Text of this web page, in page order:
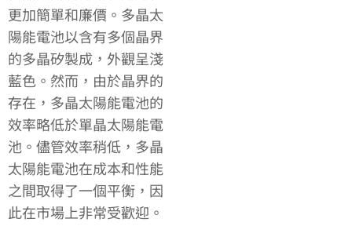
更加簡單和廉價。多晶太
陽能電池以含有多個晶界
的多晶矽製成，外觀呈淺
藍色。然而，由於晶界的
存在，多晶太陽能電池的
效率略低於單晶太陽能電
池。儘管效率稍低，多晶
太陽能電池在成本和性能
之間取得了一個平衡，因
此在市場上非常受歡迎。